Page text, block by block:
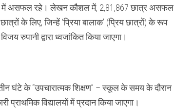
में असफल रहे। लेखन कौशल में, 2,81,867 छात्र असफल
के लिए, जिन्हें ‘प्रिया बालाक’ (प्रिय छात्रों) के रूप
रुपानी द्वारा ध्वजांकित किया जाएगा।
घंटे के “उपचारात्मक शिक्षण” – स्कूल के समय के दौरान
विद्यालयों में प्रदान किया जाएगा।